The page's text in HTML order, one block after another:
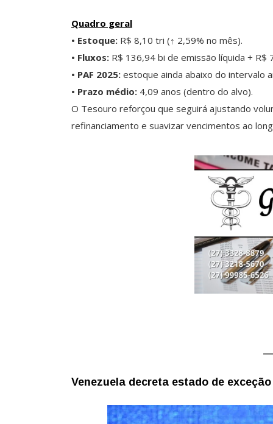
Quadro geral
• Estoque: R$ 8,10 tri (↑ 2,59% no mês).
• Fluxos: R$ 136,94 bi de emissão líquida + R$
• PAF 2025: estoque ainda abaixo do intervalo
• Prazo médio: 4,09 anos (dentro do alvo).
O Tesouro reforçou que seguirá ajustando
refinanciamento e suavizar vencimentos ao
Venezuela decreta estado de